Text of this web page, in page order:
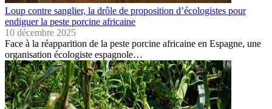
Loup contre sanglier, la drôle de proposition d’écologistes pour
endiguer la peste porcine africaine
10 décembre 2025
Face à la réapparition de la peste porcine africaine en Espagne, une
organisation écologiste espagnole…